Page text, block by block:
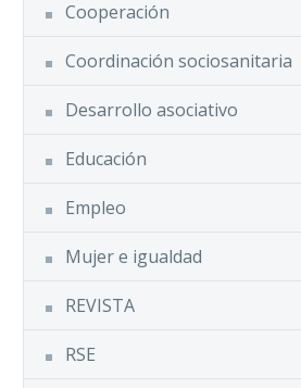
Cooperación
Coordinación sociosanitaria
Desarrollo asociativo
Educación
Empleo
Mujer e igualdad
REVISTA
RSE